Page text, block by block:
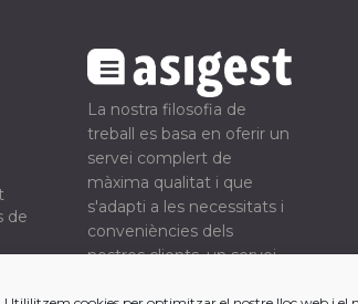
de
La nostra filosofia de
treball es basa en oferir un
servei complert de
màxima qualitat i que
s'adapti a les necessitats i
conveniències dels
nostres clients, un servei